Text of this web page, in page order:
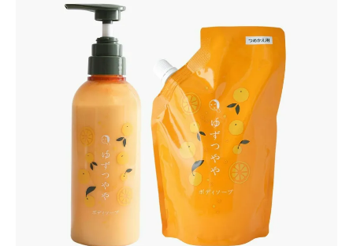
カテゴリーから探す
よーじやについて